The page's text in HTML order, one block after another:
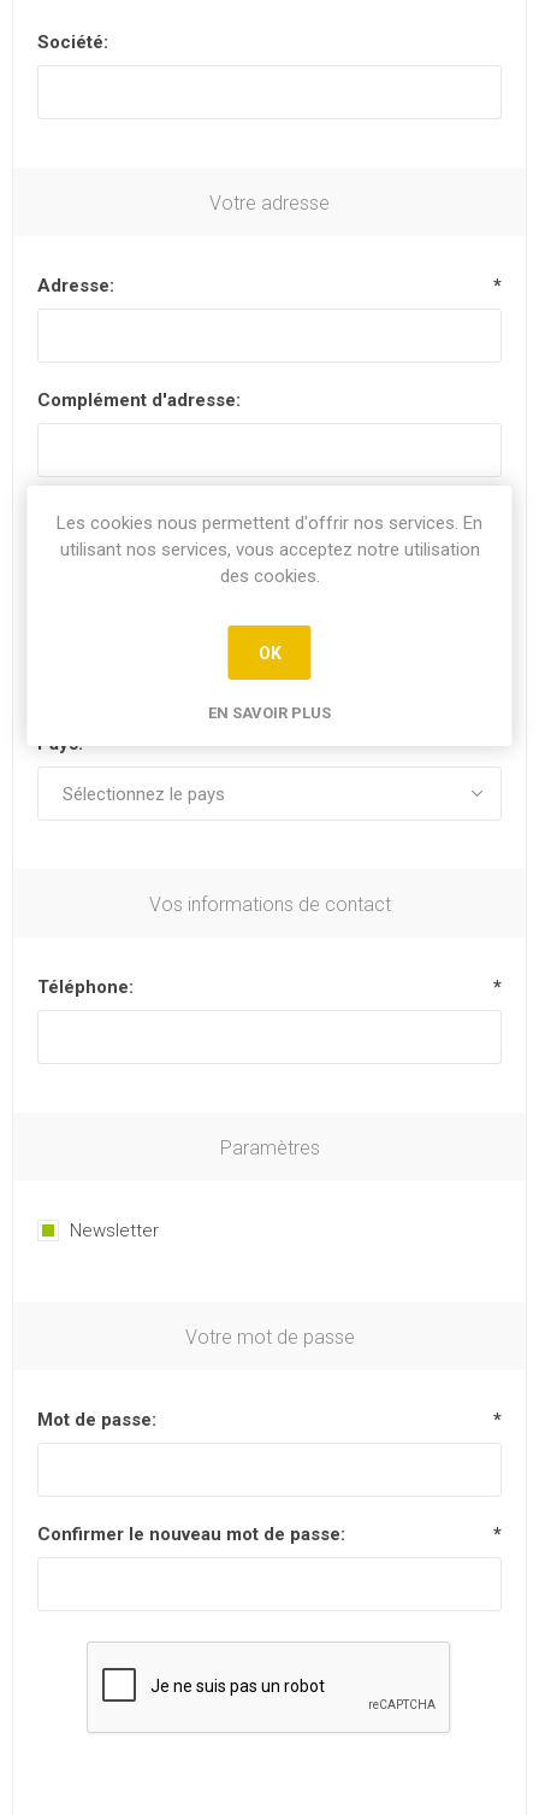
Société:
Votre adresse
Adresse: *
Complément d'adresse:
Code postal:
Pays:
Vos informations de contact
Téléphone: *
Paramètres
Newsletter
Votre mot de passe
Mot de passe: *
Confirmer le nouveau mot de passe: *
Les cookies nous permettent d'offrir nos services. En
utilisant nos services, vous acceptez notre utilisation
des cookies.
OK
EN SAVOIR PLUS